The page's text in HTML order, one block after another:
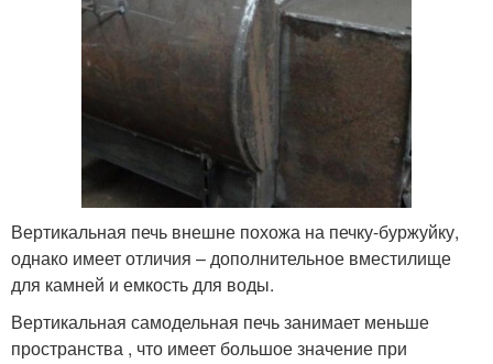
Вертикальная печь внешне похожа на печку-буржуйку,
однако имеет отличия – дополнительное вместилище
для камней и емкость для воды.
Вертикальная самодельная печь занимает меньше
пространства , что имеет большое значение при